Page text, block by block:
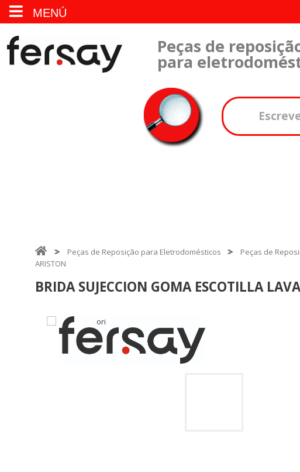
MENÚ
Peças de
para
Peças de Reposição para Eletrodomésticos Peças de
ARISTON
BRIDA SUJECCION GOMA ESCOTILLA